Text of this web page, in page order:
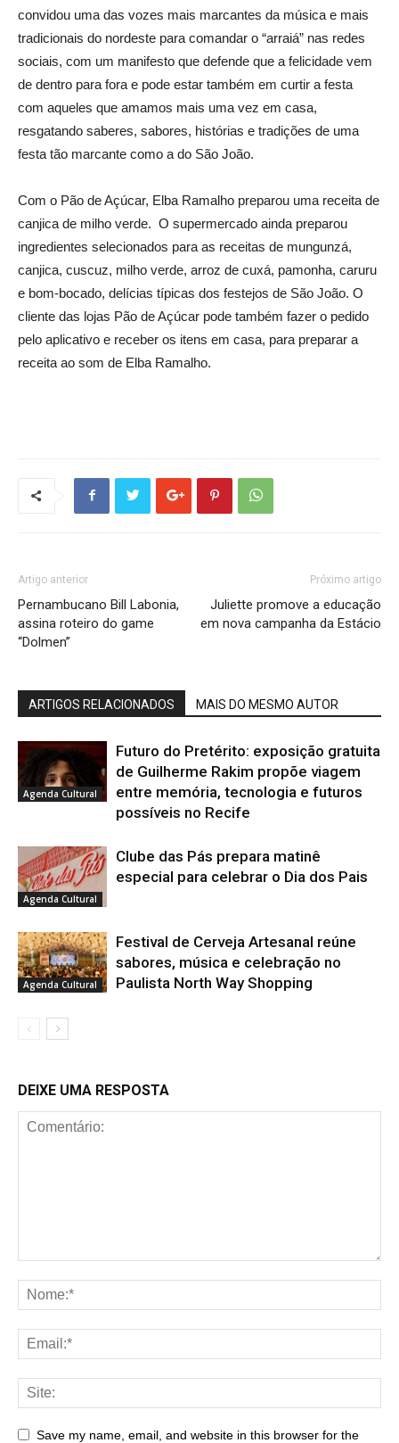
convidou uma das vozes mais marcantes da música e mais
tradicionais do nordeste para comandar o “arraiá” nas redes
sociais, com um manifesto que defende que a felicidade vem
de dentro para fora e pode estar também em curtir a festa
com aqueles que amamos mais uma vez em casa,
resgatando saberes, sabores, histórias e tradições de uma
festa tão marcante como a do São João.
Com o Pão de Açúcar, Elba Ramalho preparou uma receita de
canjica de milho verde. O supermercado ainda preparou
ingredientes selecionados para as receitas de mungunzá,
canjica, cuscuz, milho verde, arroz de cuxá, pamonha, caruru
e bom-bocado, delícias típicas dos festejos de São João. O
cliente das lojas Pão de Açúcar pode também fazer o pedido
pelo aplicativo e receber os itens em casa, para preparar a
receita ao som de Elba Ramalho.
Artigo anterior
Pernambucano Bill Labonia,
assina roteiro do game
“Dolmen”
Próximo artigo
Juliette promove a educação
em nova campanha da Estácio
ARTIGOS RELACIONADOS MAIS DO MESMO AUTOR
Agenda Cultural
Futuro do Pretérito: exposição gratuita
de Guilherme Rakim propõe viagem
entre memória, tecnologia e futuros
possíveis no Recife
Agenda Cultural
Clube das Pás prepara matinê
especial para celebrar o Dia dos Pais
Agenda Cultural
Festival de Cerveja Artesanal reúne
sabores, música e celebração no
Paulista North Way Shopping
DEIXE UMA RESPOSTA
Save my name, email, and website in this browser for the